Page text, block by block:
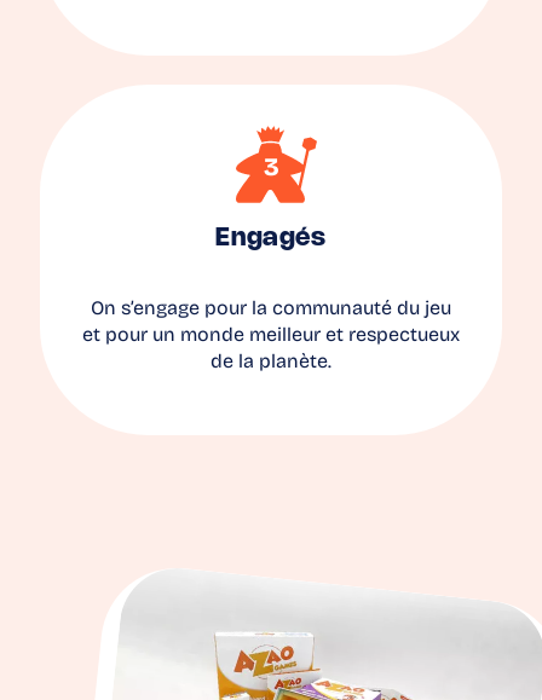
Engagés
On s’engage pour la communauté du jeu
et pour un monde meilleur et respectueux
de la planète.